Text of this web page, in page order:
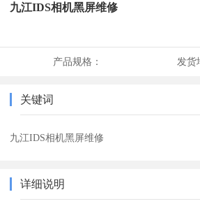
九江IDS相机黑屏维修
产品规格： 发货
关键词
九江IDS相机黑屏维修
详细说明